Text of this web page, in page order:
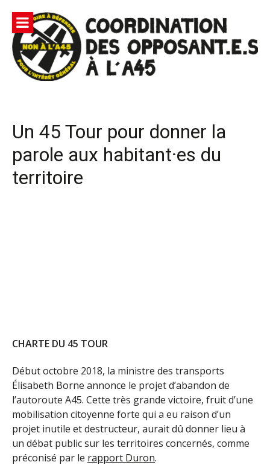
contenu
Officiel |
Non à
l'A45
et responsable du gaspillage de l'argent public
Un 45 Tour pour donner la
parole aux habitant·es du
territoire
CHARTE DU 45 TOUR
Début octobre 2018, la ministre des transports
Élisabeth Borne annonce le projet d’abandon de
l’autoroute A45. Cette très grande victoire, fruit d’une
mobilisation citoyenne forte qui a eu raison d’un
projet inutile et destructeur, aurait dû donner lieu à
un débat public sur les territoires concernés, comme
préconisé par le rapport Duron.